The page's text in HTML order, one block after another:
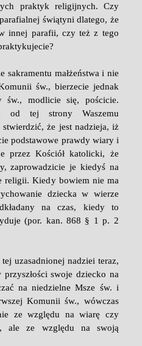
praktyk religijnych. Czy
świątyni dlatego, że
innej parafii, czy też z tego
sakramentu małżeństwa i nie
św., bierzecie jednak
św., modlicie się, pościcie.
od tej strony Waszemu
że jest nadzieja, iż
podstawowe prawdy wiary i
przez Kościół katolicki, że
zaprowadzicie je kiedyś na
religii. Kiedy bowiem nie ma
dziecka w wierze
na czas, kiedy to
(por. kan. 868 § 1 p. 2
uzasadnionej nadziei teraz,
swoje dziecko na
na niedzielne Msze św. i
Komunii św., wówczas
ze względu na wiarę czy
ale ze względu na swoją